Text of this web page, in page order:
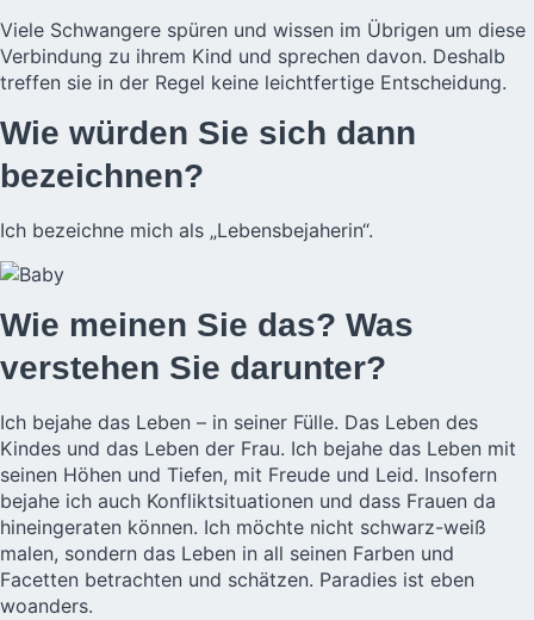
Viele Schwangere spüren und wissen im Übrigen um diese
Verbindung zu ihrem Kind und sprechen davon. Deshalb
treffen sie in der Regel keine leichtfertige Entscheidung.
Wie würden Sie sich dann
bezeichnen?
Ich bezeichne mich als „Lebensbejaherin“.
Wie meinen Sie das? Was
verstehen Sie darunter?
Ich bejahe das Leben – in seiner Fülle. Das Leben des
Kindes und das Leben der Frau. Ich bejahe das Leben mit
seinen Höhen und Tiefen, mit Freude und Leid. Insofern
bejahe ich auch Konfliktsituationen und dass Frauen da
hineingeraten können. Ich möchte nicht schwarz-weiß
malen, sondern das Leben in all seinen Farben und
Facetten betrachten und schätzen. Paradies ist eben
woanders.